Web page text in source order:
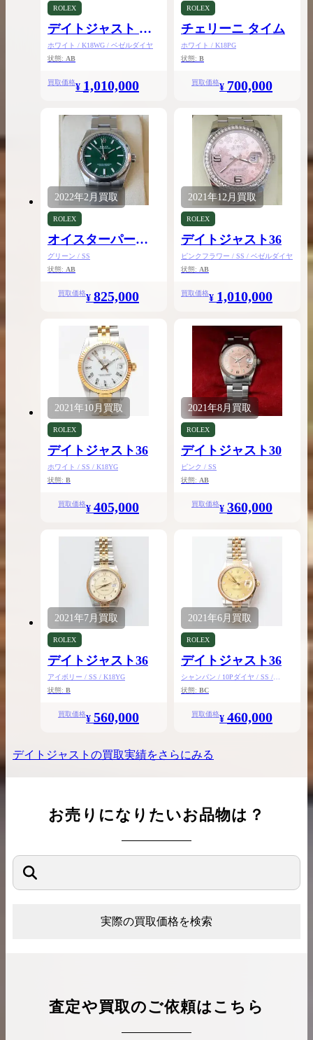
ROLEX
デイトジャスト パ
ールマスター29
ホワイト / K18WG / ベゼルダイヤ
状態: AB
買取価格¥ 1,010,000
ROLEX
チェリーニ タイム
ホワイト / K18PG
状態: B
買取価格¥ 700,000
2022年2月買取
ROLEX
オイスターパーペ
チュアル31
グリーン / SS
状態: AB
買取価格¥ 825,000
2021年12月 買取
ROLEX
デイトジャスト36
ピンクフラワー / SS / ベゼルダイヤ
状態: AB
買取価格¥ 1,010,000
2021年10月 買取
ROLEX
デイトジャスト36
ホワイト / SS / K18YG
状態: B
買取価格¥ 405,000
2021年8月 買取
ROLEX
デイトジャスト30
ピンク / SS
状態: AB
買取価格¥ 360,000
2021年7月 買取
ROLEX
デイトジャスト36
アイボリー / SS / K18YG
状態: B
買取価格¥ 560,000
2021年6月 買取
ROLEX
デイトジャスト36
シャンパン / 10Pダイヤ / SS /
K18YG
状態: BC
買取価格¥ 460,000
デイトジャスト の買取実績をさらにみる
お売りになりたいお品物は？
実際の買取価格を検索
査定や買取のご依頼はこちら